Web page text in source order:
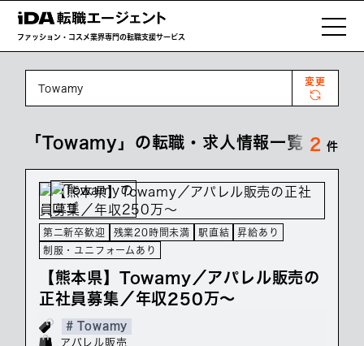
ファッション・コスメ業界専門の転職支援サービス
Towamy
変更
「Towamy」の転職・求人情報一覧 2 件
第二新卒歓迎 残業20時間未満 駅直結
昇給あり
制服・ユニフォームあり
【熊本県】Towamy／アパレル販売の
正社員募集／年収250万～
# Towamy
アパレル販売